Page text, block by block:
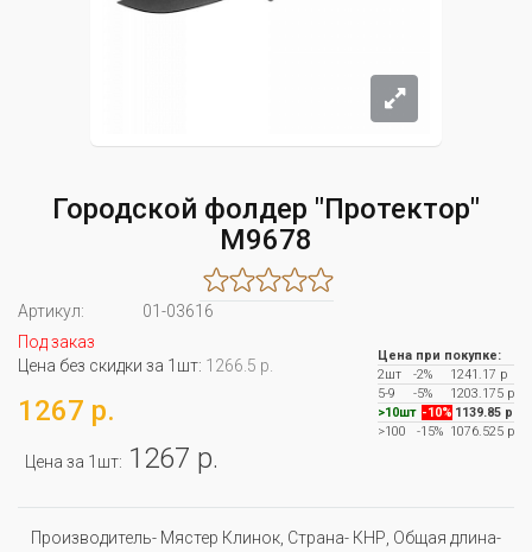
Городской фолдер "Протектор"
M9678
Артикул:
01-03616
Под заказ
Цена без скидки за 1шт: 1266.5 р.
1267 р.
Цена за 1шт: 1267 р.
Цена при покупке:
2шт
-2%
1241.17 р
5-9
-5%
1203.175 р
>10шт -10% 1139.85 р
>100
-15% 1076.525 р
Производитель- Мястер Клинок, Страна- КНР, Общая длина-